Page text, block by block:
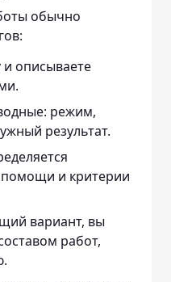
обычно
и описываете
режим,
результат.
и критерии
вариант, вы
работ,